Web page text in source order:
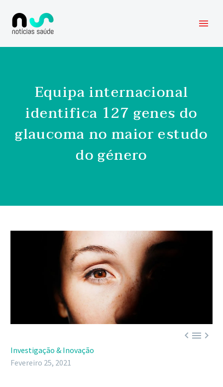
Equipa internacional
identifica 127 genes do
glaucoma no maior estudo
do género

Investigação & Inovação
Fevereiro 25, 2021